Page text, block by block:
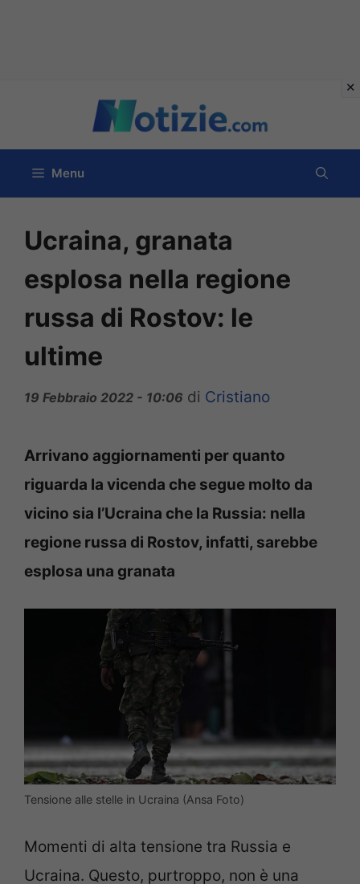
contenuto
Menu
Ucraina, granata
esplosa nella regione
russa di Rostov: le
ultime
19 Febbraio 2022 - 10:06 di Cristiano
Arrivano aggiornamenti per quanto
riguarda la vicenda che segue molto da
vicino sia l’Ucraina che la Russia: nella
regione russa di Rostov, infatti, sarebbe
esplosa una granata
Tensione alle stelle in Ucraina (Ansa Foto)
Momenti di alta tensione tra Russia e
Ucraina. Questo, purtroppo, non è una